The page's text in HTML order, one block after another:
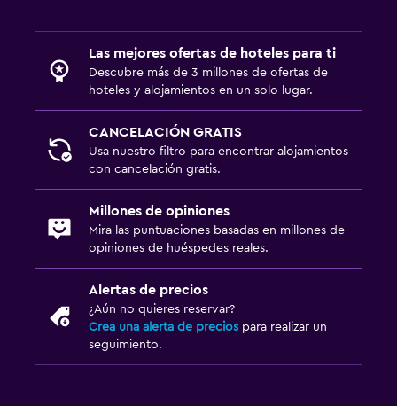
Las mejores ofertas de hoteles para ti
Descubre más de 3 millones de ofertas de
hoteles y alojamientos en un solo lugar.
CANCELACIÓN GRATIS
Usa nuestro filtro para encontrar alojamientos
con cancelación gratis.
Millones de opiniones
Mira las puntuaciones basadas en millones de
opiniones de huéspedes reales.
Alertas de precios
¿Aún no quieres reservar?
Crea una alerta de precios para realizar un
seguimiento.